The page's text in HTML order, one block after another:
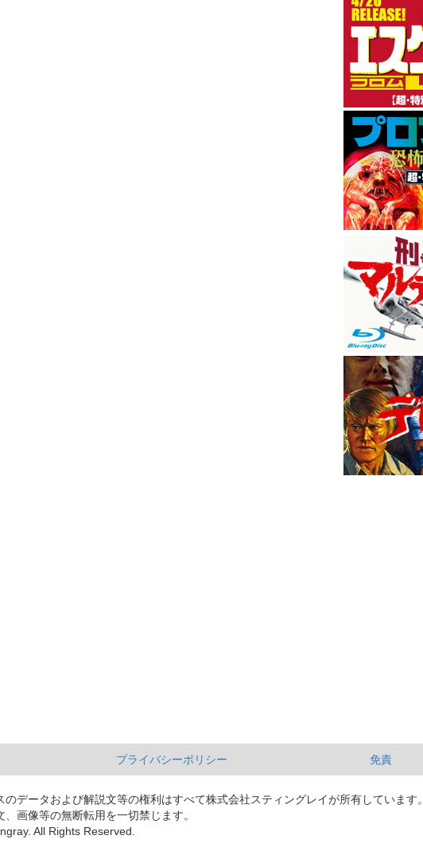
プライバシーポリシー 免責
のデータおよび解説文等の権利はすべて株式会社スティングレイが所有しています。
画像等の無断転用を一切禁じます。
All Rights Reserved.